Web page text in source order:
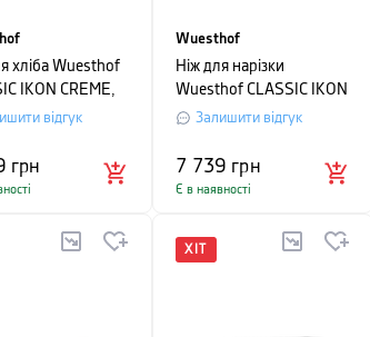
хліба Wuesthof
IKON CREME,
20 см в
відгук
грн
Wuesthof
Ніж для нарізки
Wuesthof CLASSIC IKON
CREME, довжина 14 см,
Залишити відгук
7 739 грн
Є в наявності
ХІТ